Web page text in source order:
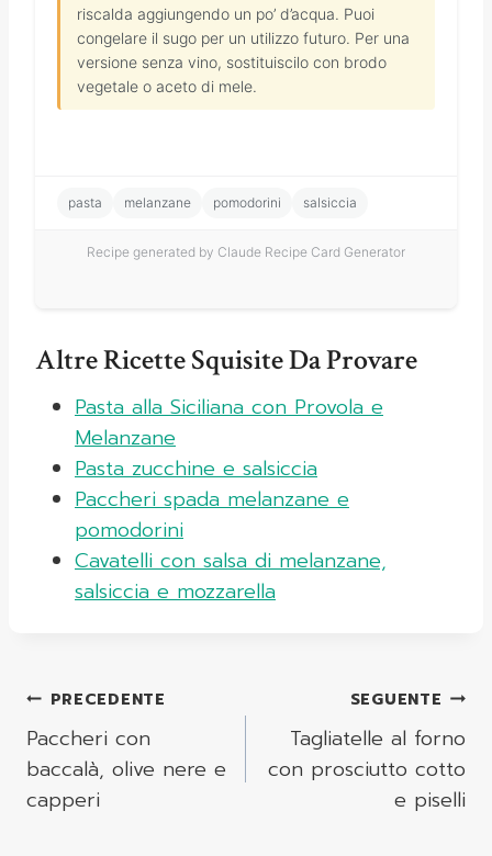
riscalda aggiungendo un po’ d’acqua. Puoi
congelare il sugo per un utilizzo futuro. Per una
versione senza vino, sostituiscilo con brodo
vegetale o aceto di mele.
pasta melanzane pomodorini salsiccia
Recipe generated by Claude Recipe Card Generator
Altre Ricette Squisite Da Provare
Pasta alla Siciliana con Provola e
Melanzane
Pasta zucchine e salsiccia
Paccheri spada melanzane e
pomodorini
Cavatelli con salsa di melanzane,
salsiccia e mozzarella
Navigazione
Articoli
PRECEDENTE
Paccheri con
baccalà, olive nere e
capperi
SEGUENTE
Tagliatelle al forno
con prosciutto cotto
e piselli